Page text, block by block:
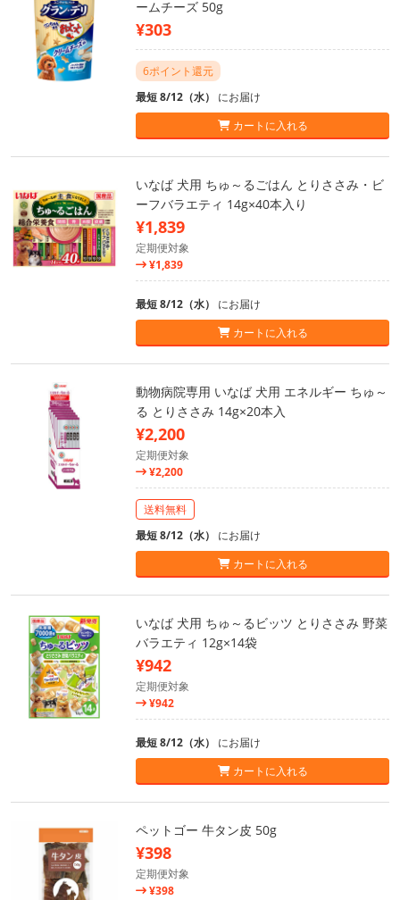
ームチーズ 50g
¥303
6ポイント還元
最短 8/12（水） にお届け
カートに入れる
いなば 犬用 ちゅ～るごはん とりささみ・ビ
ーフバラエティ 14g×40本入り
¥1,839
定期便対象
¥1,839
最短 8/12（水） にお届け
カートに入れる
動物病院専用 いなば 犬用 エネルギー ちゅ～
る とりささみ 14g×20本入
¥2,200
定期便対象
¥2,200
送料無料
最短 8/12（水） にお届け
カートに入れる
いなば 犬用 ちゅ～るビッツ とりささみ 野菜
バラエティ 12g×14袋
¥942
定期便対象
¥942
最短 8/12（水） にお届け
カートに入れる
ペットゴー 牛タン皮 50g
¥398
定期便対象
¥398